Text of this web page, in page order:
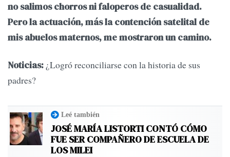
no salimos chorros ni faloperos de casualidad.
Pero la actuación, más la contención satelital de
mis abuelos maternos, me mostraron un camino.
Noticias: ¿Logró reconciliarse con la historia de sus
padres?
Leé también
JOSÉ MARÍA LISTORTI CONTÓ CÓMO
FUE SER COMPAÑERO DE ESCUELA DE
LOS MILEI